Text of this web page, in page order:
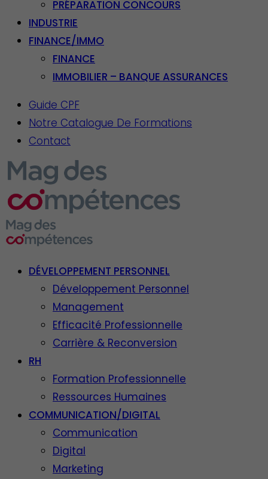
PRÉPARATION CONCOURS
INDUSTRIE
FINANCE/IMMO
FINANCE
IMMOBILIER – BANQUE ASSURANCES
Guide CPF
Notre Catalogue De Formations
Contact
DÉVELOPPEMENT PERSONNEL
Développement Personnel
Management
Efficacité Professionnelle
Carrière & Reconversion
RH
Formation Professionnelle
Ressources Humaines
COMMUNICATION/DIGITAL
Communication
Digital
Marketing